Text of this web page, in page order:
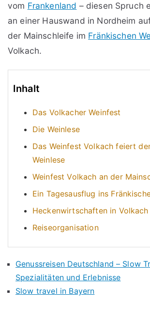
vom Frankenland – diesen Spruch
an einer Hauswand in Nordheim
der Mainschleife im Fränkischen
Volkach.
Inhalt
Das Volkacher Weinfest
Die Weinlese
Das Weinfest Volkach feiert
Weinlese
Weinfest Volkach an der
Ein Tagesausflug ins
Heckenwirtschaften in
Reiseorganisation
Genussreisen Deutschland – Slow
Spezialitäten und Erlebnisse
Slow travel in Bayern